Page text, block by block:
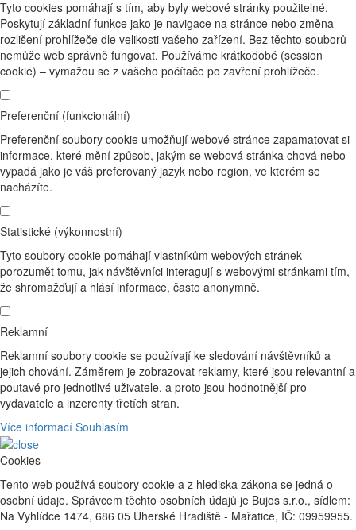
Tyto cookies pomáhají s tím, aby byly webové stránky použitelné.
Poskytují základní funkce jako je navigace na stránce nebo změna
rozlišení prohlížeče dle velikosti vašeho zařízení. Bez těchto souborů
nemůže web správně fungovat. Používáme krátkodobé (session
cookie) – vymažou se z vašeho počítače po zavření prohlížeče.
Preferenční (funkcionální)
Preferenční soubory cookie umožňují webové stránce zapamatovat si
informace, které mění způsob, jakým se webová stránka chová nebo
vypadá jako je váš preferovaný jazyk nebo region, ve kterém se
nacházíte.
Statistické (výkonnostní)
Tyto soubory cookie pomáhají vlastníkům webových stránek
porozumět tomu, jak návštěvníci interagují s webovými stránkami tím,
že shromažďují a hlásí informace, často anonymně.
Reklamní
Reklamní soubory cookie se používají ke sledování návštěvníků a
jejich chování. Záměrem je zobrazovat reklamy, které jsou relevantní a
poutavé pro jednotlivé uživatele, a proto jsou hodnotnější pro
vydavatele a inzerenty třetích stran.
Více informací Souhlasím
Cookies
Tento web používá soubory cookie a z hlediska zákona se jedná o
osobní údaje. Správcem těchto osobních údajů je Bujos s.r.o., sídlem:
Na Vyhlídce 1474, 686 05 Uherské Hradiště - Mařatice, IČ: 09959955.